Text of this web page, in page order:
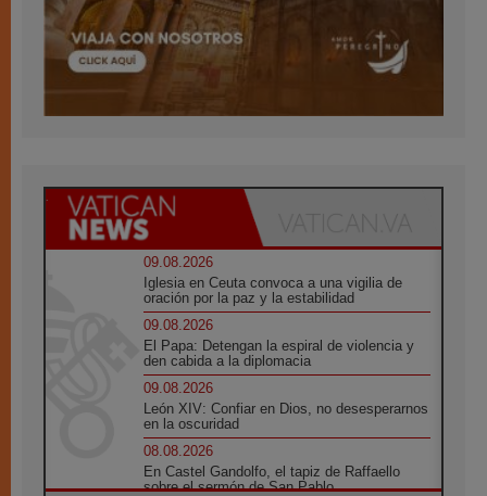
09.08.2026
Iglesia en Ceuta convoca a una vigilia de
oración por la paz y la estabilidad
09.08.2026
El Papa: Detengan la espiral de violencia y
den cabida a la diplomacia
09.08.2026
León XIV: Confiar en Dios, no desesperarnos
en la oscuridad
08.08.2026
En Castel Gandolfo, el tapiz de Raffaello
sobre el sermón de San Pablo